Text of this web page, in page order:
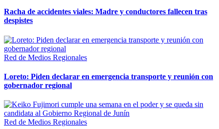
Racha de accidentes viales: Madre y conductores fallecen tras
despistes
Red de Medios Regionales
Loreto: Piden declarar en emergencia transporte y reunión con
gobernador regional
Red de Medios Regionales